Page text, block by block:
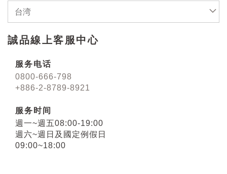
台湾
誠品線上客服中心
服务电话
0800-666-798
+886-2-8789-8921
服务时间
週一~週五08:00-19:00
週六~週日及國定例假日
09:00~18:00